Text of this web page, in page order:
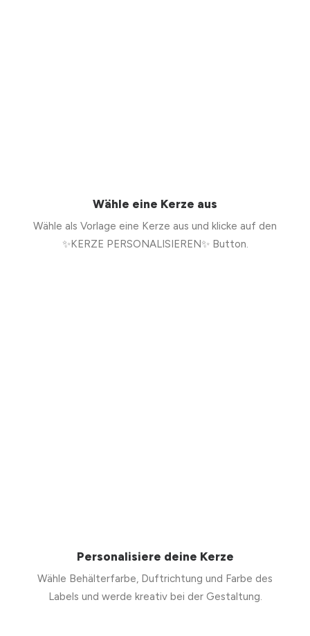
Wähle eine Kerze aus
Wähle als Vorlage eine Kerze aus und klicke auf den
✨KERZE PERSONALISIEREN✨ Button.
Personalisiere deine Kerze
Wähle Behälterfarbe, Duftrichtung und Farbe des
Labels und werde kreativ bei der Gestaltung.